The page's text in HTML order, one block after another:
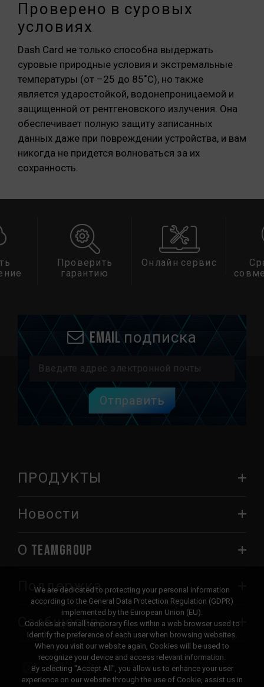
Проверено в суровых
условиях
Dash Card не только способна выдержать
суровые природные условия и экстремальные
температуры (от –25 до 85˚C), но также
является ударостойкой, водонепроницаемой и
защищенной от рентгеновского излучения. Она
обеспечивает полную защиту записанных
данных даже при повреждении устройства, и вам
никогда не придется волноваться за их
сохранность.
Проверить
гарантию
Онлайн сервис
Email подписка
Отправить
ПРОДУКТЫ
Новости
О TEAMGROUP
Поддержка
Сообщество
We are dedicated to protecting your personal information
according to the General Data Protection Regulation (GDPR)
implemented by the European Union (EU).
Cookies are small temporary files within a web browser used to
identify the preference of each user when browsing websites.
When you visit our website again, Cookies will be used to
recognize your device and access relevant information.
By selecting "Accept All", you allow us to enhance your user
experience on our website through the use of Cookie, assist us in